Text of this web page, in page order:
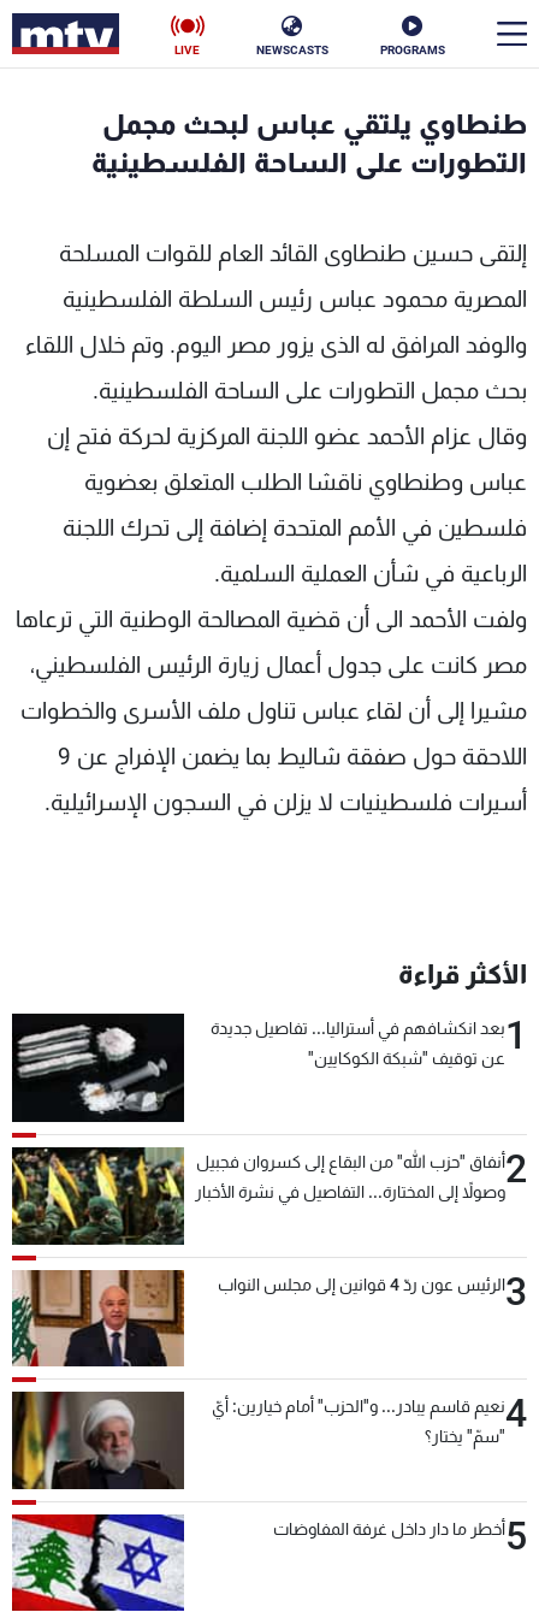
PROGRAMS
NEWSCASTS
LIVE
طنطاوي يلتقي عباس لبحث مجمل
التطورات على الساحة الفلسطينية
إلتقى حسين طنطاوى القائد العام للقوات المسلحة
المصرية محمود عباس رئيس السلطة الفلسطينية
والوفد المرافق له الذى يزور مصر اليوم. وتم خلال اللقاء
بحث مجمل التطورات على الساحة الفلسطينية.
وقال عزام الأحمد عضو اللجنة المركزية لحركة فتح إن
عباس وطنطاوي ناقشا الطلب المتعلق بعضوية
فلسطين في الأمم المتحدة إضافة إلى تحرك اللجنة
الرباعية في شأن العملية السلمية.
ولفت الأحمد الى أن قضية المصالحة الوطنية التي ترعاها
مصر كانت على جدول أعمال زيارة الرئيس الفلسطيني،
مشيرا إلى أن لقاء عباس تناول ملف الأسرى والخطوات
اللاحقة حول صفقة شاليط بما يضمن الإفراج عن 9
أسيرات فلسطينيات لا يزلن في السجون الإسرائيلية.
الأكثر قراءة
1بعد انكشافهم في أستراليا... تفاصيل جديدة
عن توقيف "شبكة الكوكايين"
2أنفاق "حزب الله" من البقاع إلى كسروان فجبيل
وصولاً إلى المختارة... التفاصيل في نشرة الأخبار
3الرئيس عون ردّ 4 قوانين إلى مجلس النواب
4نعيم قاسم يبادر... و"الحزب" أمام خيارين: أيّ
"سمّ" يختار؟
5أخطر ما دار داخل غرفة المفاوضات
الأخبار
إقتصاد
منوعات رياضة
كأس العالم
البرامج
جدول البرامج
شاهد البرامج
عن MTV
الإنـتـاج
لاعلاناتكم
وظائف
تواصل معنا
شروط الإسـتخدام
سياسة الخصوصية